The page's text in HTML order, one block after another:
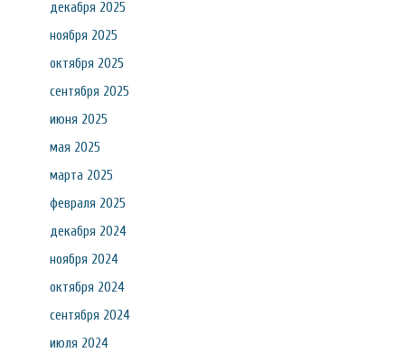
декабря 2025
ноября 2025
октября 2025
сентября 2025
июня 2025
мая 2025
марта 2025
февраля 2025
декабря 2024
ноября 2024
октября 2024
сентября 2024
июля 2024